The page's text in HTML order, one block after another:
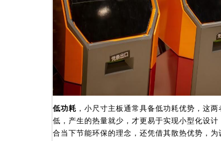
低功耗 ，小尺寸主板通常具备低功耗优势，这
低，产生的热量就少，才更易于实现小型化设
合当下节能环保的理念，还凭借其散热优势，